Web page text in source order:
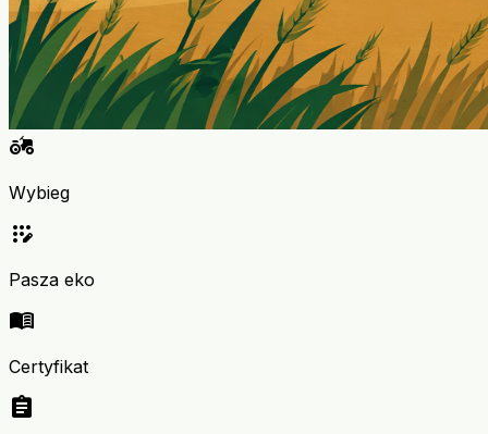
agriculture
Wybieg
app_registration
Pasza eko
menu_book
Certyfikat
assignment